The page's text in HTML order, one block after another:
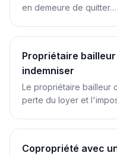
en demeure de quitter…
Propriétaire
indemniser
Le propriétaire bailleur
perte du loyer et
Copropriété avec